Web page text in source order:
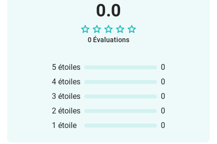
0.0
0 Évaluations
5 étoiles
0
4 étoiles
0
3 étoiles
0
2 étoiles
0
1 étoile
0